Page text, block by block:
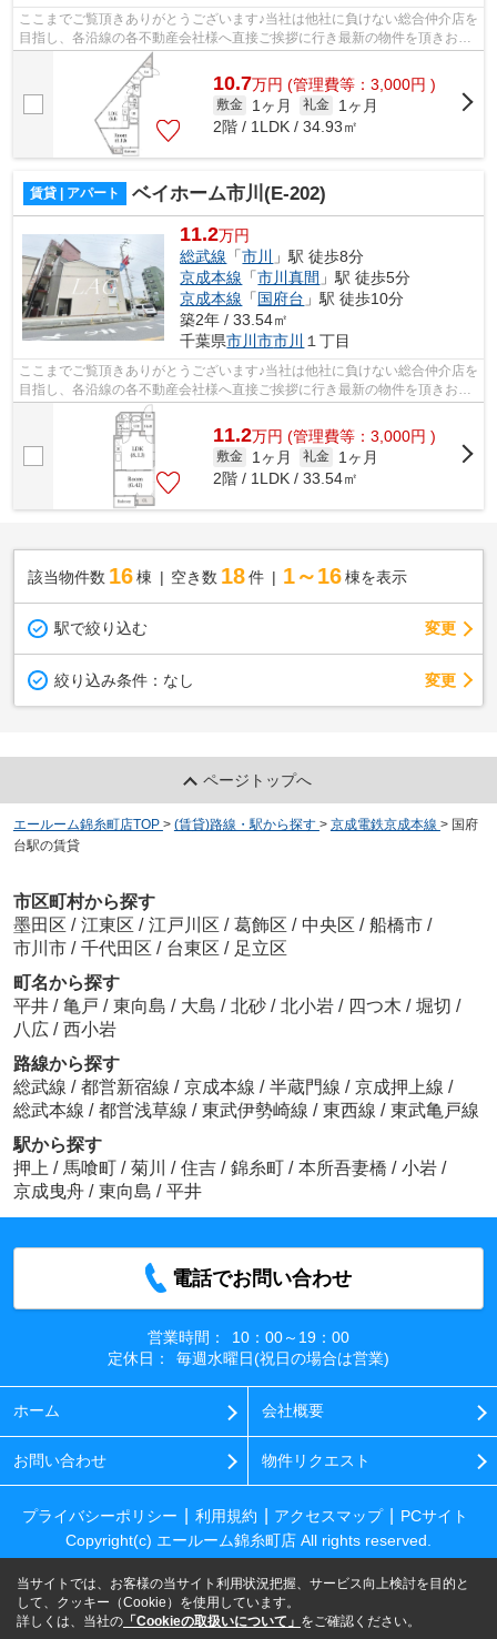
ここまでご覧頂きありがとうございます♪当社は他社に負けない総合仲介店を
目指し、各沿線の各不動産会社様へ直接ご挨拶に行き最新の物件を頂きお客
様へ提供しております！最新の情報は...
10.7万円 (管理費等：3,000円 )
敷金 1ヶ月 礼金
1ヶ月
2階 / 1LDK / 34.93㎡
賃貸 | アパート ベイホーム市川(E-202)
11.2万円
総武線 「市川
」駅 徒歩8分
京成本線 「市川真間 」駅 徒歩5分
京成本線 「国府台 」駅 徒歩10分
築2年 / 33.54㎡
千葉県市川市市川 １丁目
ここまでご覧頂きありがとうございます♪当社は他社に負けない総合仲介店を
目指し、各沿線の各不動産会社様へ直接ご挨拶に行き最新の物件を頂きお客
様へ提供しております！最新の情報は...
11.2万円 (管理費等：3,000円 )
敷金 1ヶ月 礼金
1ヶ月
2階 / 1LDK / 33.54㎡
該当物件数 16棟 空き数 18 件 1～16 棟を表示
駅で絞り込む 変更
絞り込み条件： なし 変更
ページトップへ
エールーム錦糸町店TOP > (賃貸)路線・駅から探す > 京成電鉄京成本線 > 国府
台駅の賃貸
市区町村から探す
墨田区 / 江東区 / 江戸川区 / 葛飾区 / 中央区 / 船橋市 /
市川市 / 千代田区 / 台東区 / 足立区
町名から探す
平井 / 亀戸 / 東向島 / 大島 / 北砂 / 北小岩 / 四つ木 / 堀切 /
八広 / 西小岩
路線から探す
総武線 / 都営新宿線 / 京成本線 / 半蔵門線 / 京成押上線 /
総武本線 / 都営浅草線 / 東武伊勢崎線 / 東西線 / 東武亀戸線
駅から探す
押上 / 馬喰町 / 菊川 / 住吉 / 錦糸町 / 本所吾妻橋 / 小岩 /
京成曳舟 / 東向島 / 平井
電話でお問い合わせ
営業時間：
10：00～19：00
定休日：
毎週水曜日(祝日の場合は営業)
ホーム 会社概要
お問い合わせ 物件リクエスト
プライバシーポリシー 利用規約 アクセスマップ
PCサイト
Copyright(c) エールーム錦糸町店 All rights reserved.
当サイトでは、お客様の当サイト利用状況把握、サービス向上検討を目的と
して、クッキー（Cookie）を使用しています。
詳しくは、当社の 「Cookieの取扱いについて」 をご確認ください。